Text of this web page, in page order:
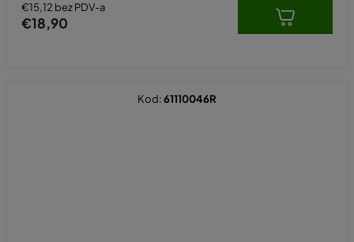
€15,12 bez PDV-a
€18,90
Kod:61110046R